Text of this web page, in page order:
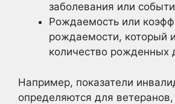
заболевания или
Рождаемость или
рождаемости, который
количество рожденных
Например, показатели
определяются для